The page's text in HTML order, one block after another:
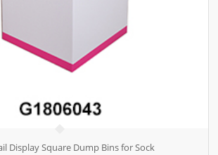
Display Square Dump Bins for Sock